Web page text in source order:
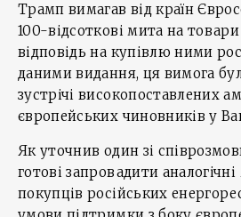
Трамп вимагав від країн
100-відсоткові мита на
відповідь на купівлю ними
даними видання, ця вимога
зустрічі високопоставлених
європейських чиновників у
Як уточнив один зі
готові запровадити
покупців російських